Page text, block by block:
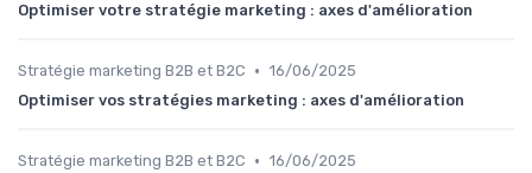
Optimiser votre stratégie marketing : axes d'amélioration
Stratégie marketing B2B et B2C • 16/06/2025
Optimiser vos stratégies marketing : axes d'amélioration
Stratégie marketing B2B et B2C • 16/06/2025